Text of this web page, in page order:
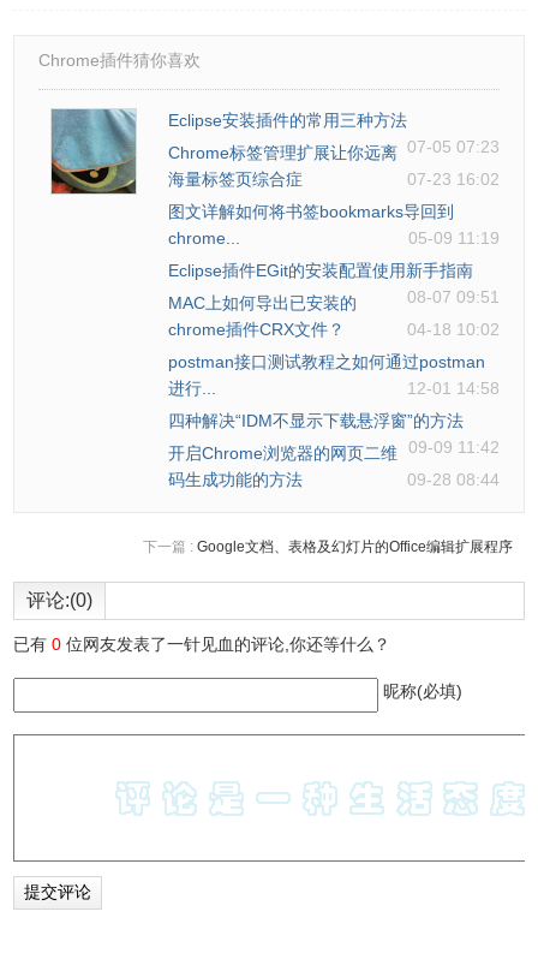
Chrome插件猜你喜欢
Eclipse安装插件的常用三种方法
07-05 07:23
Chrome标签管理扩展让你远离
海量标签页综合症
07-23 16:02
图文详解如何将书签bookmarks导回到
chrome...
05-09 11:19
Eclipse插件EGit的安装配置使用新手指南
08-07 09:51
MAC上如何导出已安装的
chrome插件CRX文件？
04-18 10:02
postman接口测试教程之如何通过postman
进行...
12-01 14:58
四种解决“IDM不显示下载悬浮窗”的方法
09-09 11:42
开启Chrome浏览器的网页二维
码生成功能的方法
09-28 08:44
下一篇 : Google文档、表格及幻灯片的Office编辑扩展程序
评论:(0)
已有0 位网友发表了一针见血的评论,你还等什么？
昵称(必填)